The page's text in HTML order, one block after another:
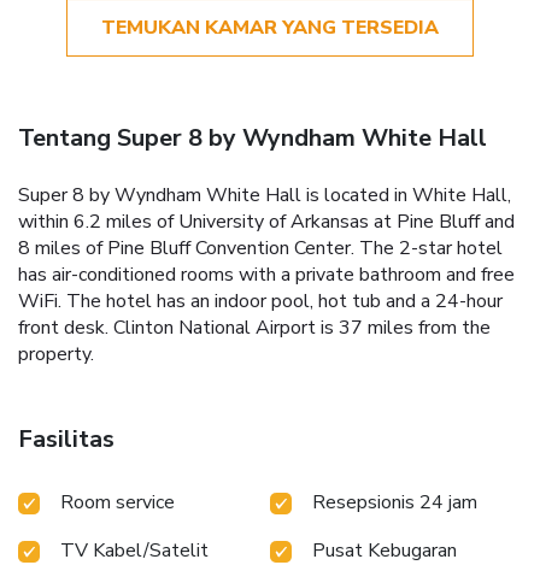
TEMUKAN KAMAR YANG TERSEDIA
Tentang Super 8 by Wyndham White Hall
Super 8 by Wyndham White Hall is located in White Hall,
within 6.2 miles of University of Arkansas at Pine Bluff and
8 miles of Pine Bluff Convention Center. The 2-star hotel
has air-conditioned rooms with a private bathroom and free
WiFi. The hotel has an indoor pool, hot tub and a 24-hour
front desk. Clinton National Airport is 37 miles from the
property.
Fasilitas
Room service
Resepsionis 24 jam
TV Kabel/Satelit
Pusat Kebugaran